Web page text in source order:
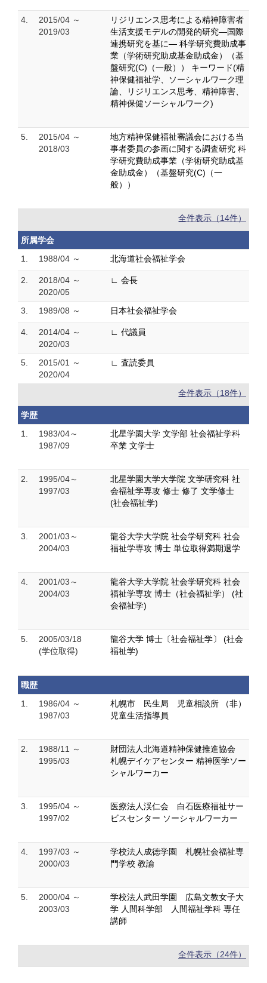
4.
2015/04 ～
2019/03
リジリエンス思考による精神障害者
生活支援モデルの開発的研究―国際
連携研究を基に― 科学研究費助成事
業（学術研究助成基金助成金）（基
盤研究(C)（一般）） キーワード(精
神保健福祉学、ソーシャルワーク理
論、リジリエンス思考、精神障害、
精神保健ソーシャルワーク)
5.
2015/04 ～
2018/03
地方精神保健福祉審議会における当
事者委員の参画に関する調査研究 科
学研究費助成事業（学術研究助成基
金助成金）（基盤研究(C)（一
般））
全件表示（14件）
所属学会
1.
1988/04 ～ 北海道社会福祉学会
2.
2018/04 ～
2020/05
∟ 会長
3. 1989/08 ～ 日本社会福祉学会
4.
2014/04 ～
2020/03
∟ 代議員
5.
2015/01 ～
2020/04
∟ 査読委員
全件表示（18件）
学歴
1.
1983/04～
1987/09
北星学園大学 文学部 社会福祉学科
卒業 文学士
2.
1995/04～
1997/03
北星学園大学大学院 文学研究科 社
会福祉学専攻 修士 修了 文学修士
(社会福祉学)
3.
2001/03～
2004/03
龍谷大学大学院 社会学研究科 社会
福祉学専攻 博士 単位取得満期退学
4.
2001/03～
2004/03
龍谷大学大学院 社会学研究科 社会
福祉学専攻 博士（社会福祉学） (社
会福祉学)
5.
2005/03/18
(学位取得)
龍谷大学 博士〔社会福祉学〕 (社会
福祉学)
職歴
1.
1986/04 ～
1987/03
札幌市 民生局 児童相談所 （非）
児童生活指導員
2.
1988/11 ～
1995/03
財団法人北海道精神保健推進協会
札幌デイケアセンター 精神医学ソー
シャルワーカー
3.
1995/04 ～
1997/02
医療法人渓仁会 白石医療福祉サー
ビスセンター ソーシャルワーカー
4.
1997/03 ～
2000/03
学校法人成徳学園 札幌社会福祉専
門学校 教諭
5.
2000/04 ～
2003/03
学校法人武田学園 広島文教女子大
学 人間科学部 人間福祉学科 専任
講師
全件表示（24件）